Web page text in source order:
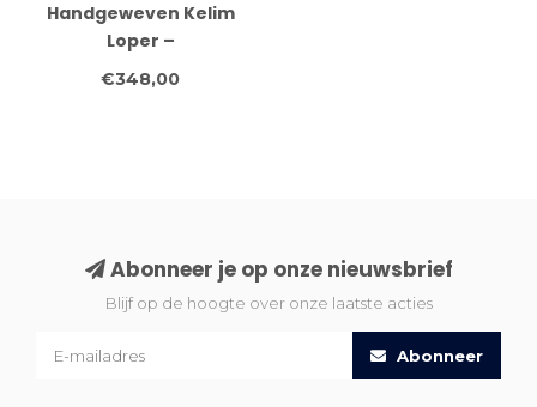
Handgeweven Kelim
Loper –
Diamantpatroon in
€348,00
Abonneer je op onze nieuwsbrief
Blijf op de hoogte over onze laatste acties
Abonneer